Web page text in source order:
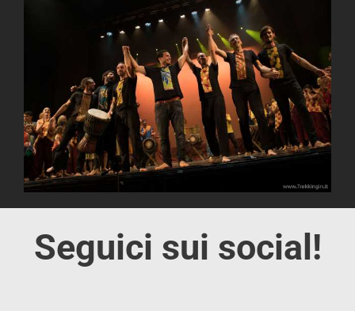
Seguici sui social!